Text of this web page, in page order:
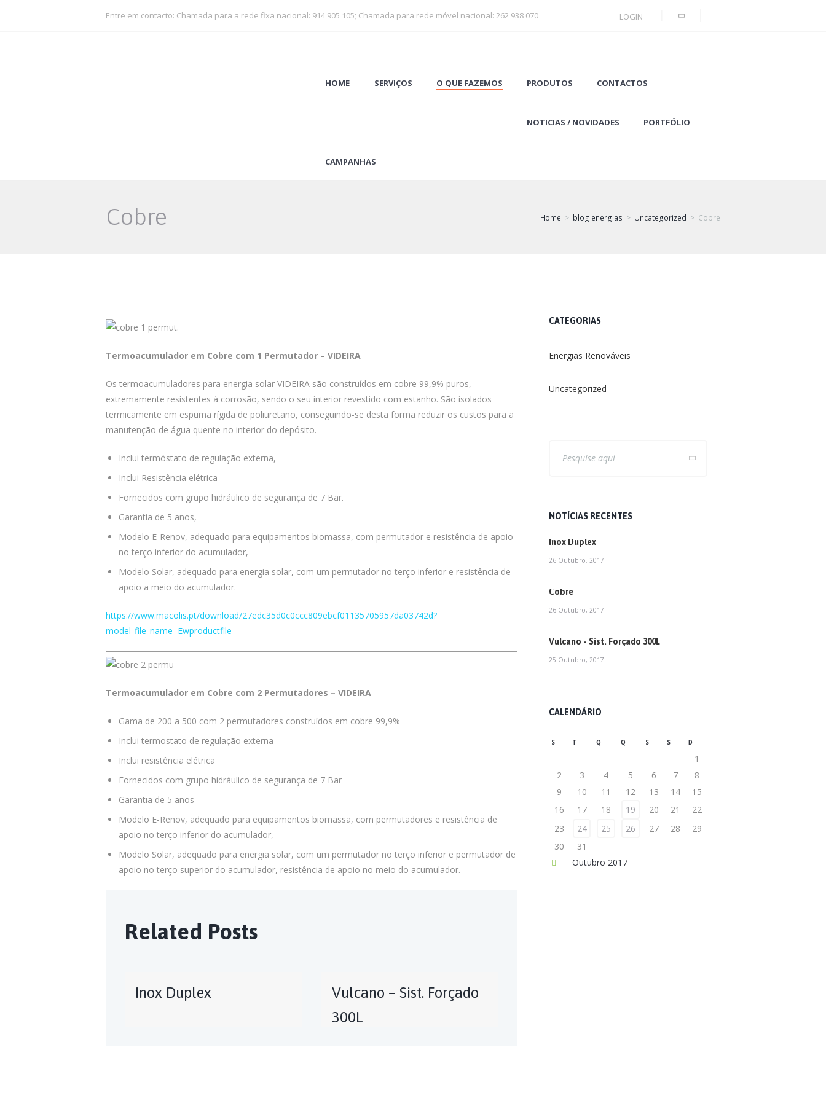
Entre em contacto: Chamada para a rede fixa nacional: 914 905 105; Chamada para rede móvel nacional: 262 938 070 LOGIN
HOME SERVIÇOS O QUE FAZEMOS PRODUTOS CONTACTOS
NOTICIAS / NOVIDADES PORTFÓLIO
CAMPANHAS
Cobre Home blog energias Uncategorized Cobre
Termoacumulador em Cobre com 1 Permutador – VIDEIRA
Os termoacumuladores para energia solar VIDEIRA são construídos em cobre 99,9% puros,
extremamente resistentes à corrosão, sendo o seu interior revestido com estanho. São isolados
termicamente em espuma rígida de poliuretano, conseguindo-se desta forma reduzir os custos para a
manutenção de água quente no interior do depósito.
Inclui termóstato de regulação externa,
Inclui Resistência elétrica
Fornecidos com grupo hidráulico de segurança de 7 Bar.
Garantia de 5 anos,
Modelo E-Renov, adequado para equipamentos biomassa, com permutador e resistência de apoio
no terço inferior do acumulador,
Modelo Solar, adequado para energia solar, com um permutador no terço inferior e resistência de
apoio a meio do acumulador.
https://www.macolis.pt/download/27edc35d0c0ccc809ebcf01135705957da03742d?
model_file_name=Ewproductfile
Termoacumulador em Cobre com 2 Permutadores – VIDEIRA
Gama de 200 a 500 com 2 permutadores construídos em cobre 99,9%
Inclui termostato de regulação externa
Inclui resistência elétrica
Fornecidos com grupo hidráulico de segurança de 7 Bar
Garantia de 5 anos
Modelo E-Renov, adequado para equipamentos biomassa, com permutadores e resistência de
apoio no terço inferior do acumulador,
Modelo Solar, adequado para energia solar, com um permutador no terço inferior e permutador de
apoio no terço superior do acumulador, resistência de apoio no meio do acumulador.
Related Posts
Inox Duplex
Vulcano – Sist. Forçado
300L
CATEGORIAS
Energias Renováveis
Uncategorized
NOTÍCIAS RECENTES
Inox Duplex
26 Outubro, 2017
Cobre
26 Outubro, 2017
Vulcano - Sist. Forçado 300L
25 Outubro, 2017
CALENDÁRIO
S T Q Q S S D
Outubro 2017
1
2
3 4 5 6 7
8
9
10 11 12 13 14
15
16
17 18 19 20 21
22
23
24 25 26 27 28
29
30
31